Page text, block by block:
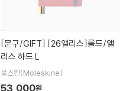
[문구/GIFT]
리스 하드 L
몰스킨(Moleskine)
53,000원